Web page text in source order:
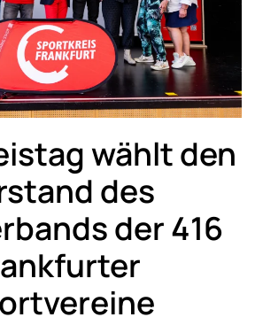
wählt den
des
der 416